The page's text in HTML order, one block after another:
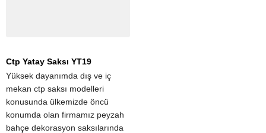
Ctp Yatay Saksı YT19
Yüksek dayanımda dış ve iç
mekan ctp saksı modelleri
konusunda ülkemizde öncü
konumda olan firmamız peyzah
bahçe dekorasyon saksılarında